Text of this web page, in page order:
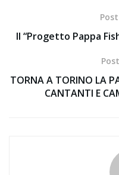
Il “Progetto Pappa
TORNA A TORINO LA
CANTANTI E